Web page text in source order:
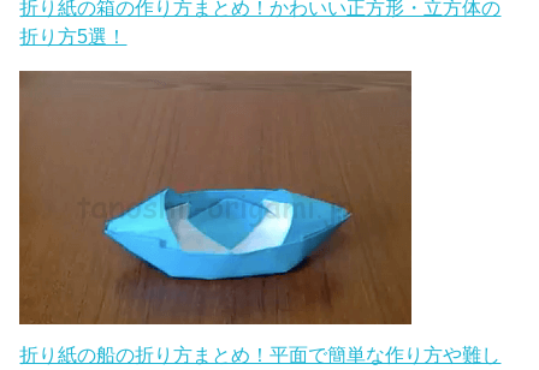
折り紙の箱の作り方まとめ！かわいい正方形・立方体の
折り方5選！
折り紙の船の折り方まとめ！平面で簡単な作り方や難し